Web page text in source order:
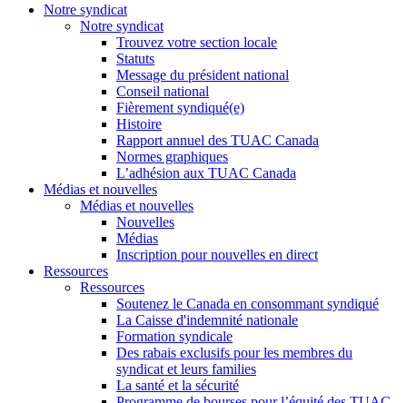
Notre syndicat
Notre syndicat
Trouvez votre section locale
Statuts
Message du président national
Conseil national
Fièrement syndiqué(e)
Histoire
Rapport annuel des TUAC Canada
Normes graphiques
L’adhésion aux TUAC Canada
Médias et nouvelles
Médias et nouvelles
Nouvelles
Médias
Inscription pour nouvelles en direct
Ressources
Ressources
Soutenez le Canada en consommant syndiqué
La Caisse d'indemnité nationale
Formation syndicale
Des rabais exclusifs pour les membres du
syndicat et leurs families
La santé et la sécurité